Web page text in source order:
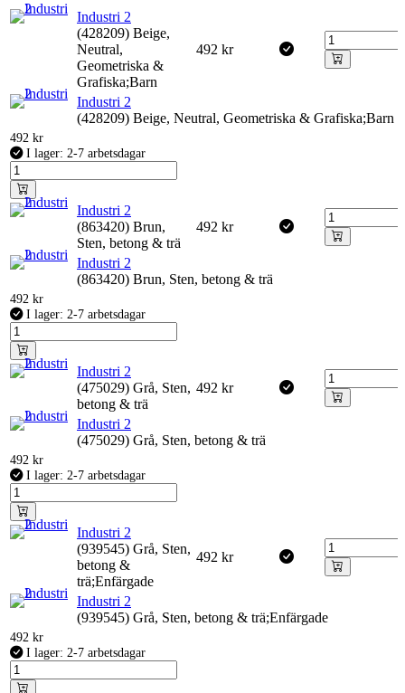
Industri 2
(428209) Beige,
Neutral,
Geometriska &
Grafiska;Barn
492 kr
Industri 2
(428209) Beige, Neutral, Geometriska & Grafiska;Barn
492 kr
I lager: 2-7 arbetsdagar
Industri 2
(863420) Brun,
Sten, betong & trä
492 kr
Industri 2
(863420) Brun, Sten, betong & trä
492 kr
I lager: 2-7 arbetsdagar
Industri 2
(475029) Grå, Sten,
betong & trä
492 kr
Industri 2
(475029) Grå, Sten, betong & trä
492 kr
I lager: 2-7 arbetsdagar
Industri 2
(939545) Grå, Sten,
betong &
trä;Enfärgade
492 kr
Industri 2
(939545) Grå, Sten, betong & trä;Enfärgade
492 kr
I lager: 2-7 arbetsdagar